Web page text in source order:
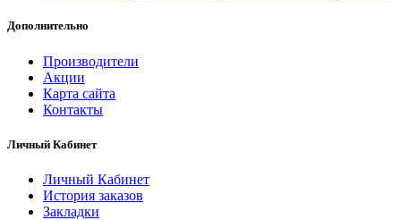
Дополнительно
Производители
Акции
Карта сайта
Контакты
Личный Кабинет
Личный Кабинет
История заказов
Закладки